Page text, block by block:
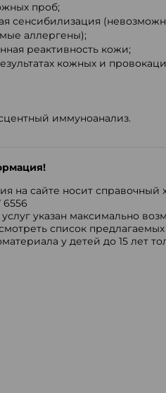
проб;
сенсибилизация
аллергены);
реактивность кожи;
кожных и
иммуноанализ.
на сайте носит справочный
6556
услуг указан максимально
список
у детей до 15 лет